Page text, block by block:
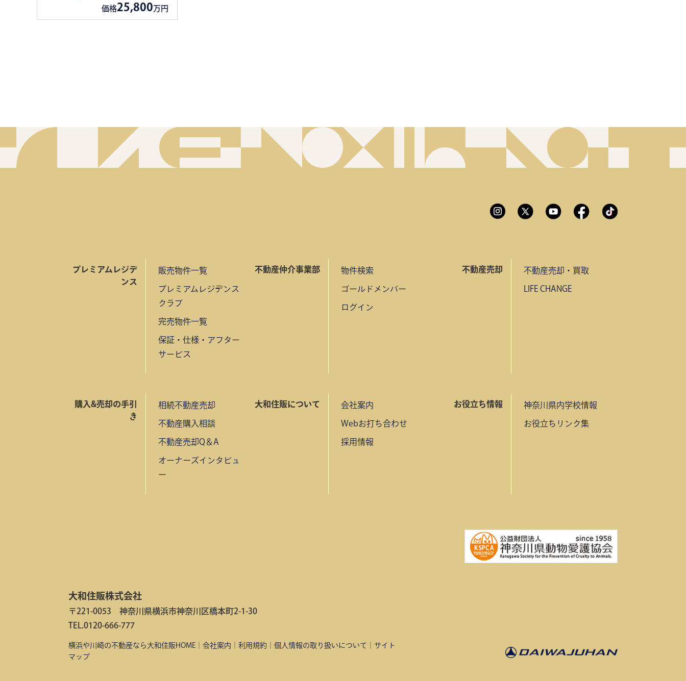
価格25,800万円
プレミアムレジデ
ンス
販売物件一覧
プレミアムレジデンス
クラブ
完売物件一覧
保証・仕様・アフター
サービス
不動産仲介事業部 物件検索
ゴールドメンバー
ログイン
不動産売却 不動産売却・買取
LIFE CHANGE
購入&売却の手引
き
相続不動産売却
不動産購入相談
不動産売却Q＆A
オーナーズインタビュ
ー
大和住販について 会社案内
Webお打ち合わせ
採用情報
お役立ち情報 神奈川県内学校情報
お役立ちリンク集
大和住販株式会社
〒221-0053 神奈川県横浜市神奈川区橋本町2-1-30
TEL.0120-666-777
横浜や川崎の不動産なら大和住販HOME ｜会社案内 ｜利用規約 ｜個人情報の取り扱いについて
サイト
マップ